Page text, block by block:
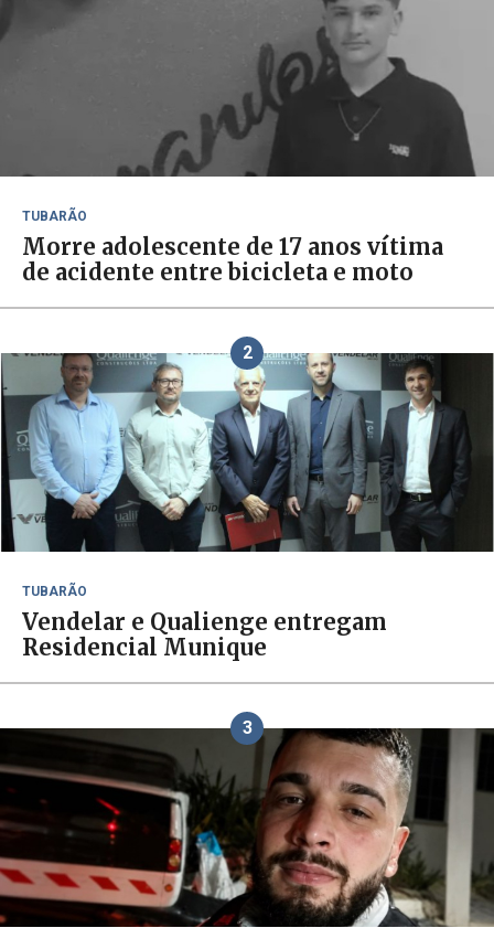
TUBARÃO
Morre adolescente de 17 anos vítima
de acidente entre bicicleta e moto
2
TUBARÃO
Vendelar e Qualienge entregam
Residencial Munique
3